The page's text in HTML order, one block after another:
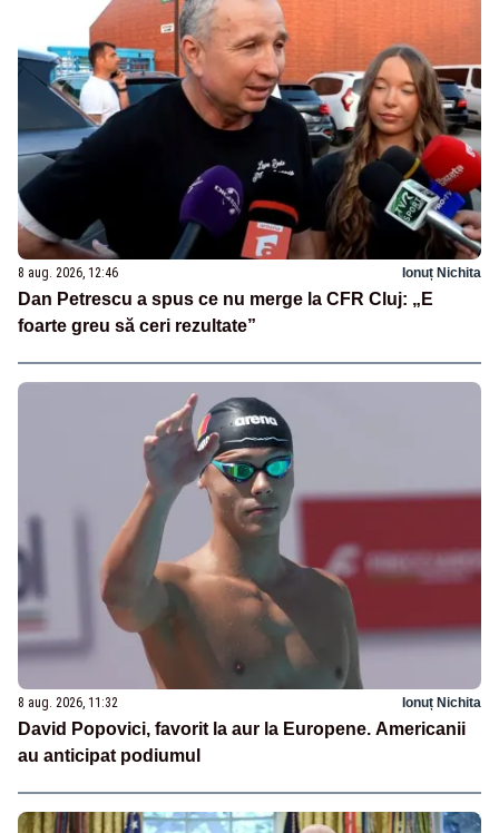
8 aug. 2026, 12:46 Ionuț Nichita
Dan Petrescu a spus ce nu merge la CFR Cluj: „E
foarte greu să ceri rezultate”
8 aug. 2026, 11:32 Ionuț Nichita
David Popovici, favorit la aur la Europene. Americanii
au anticipat podiumul